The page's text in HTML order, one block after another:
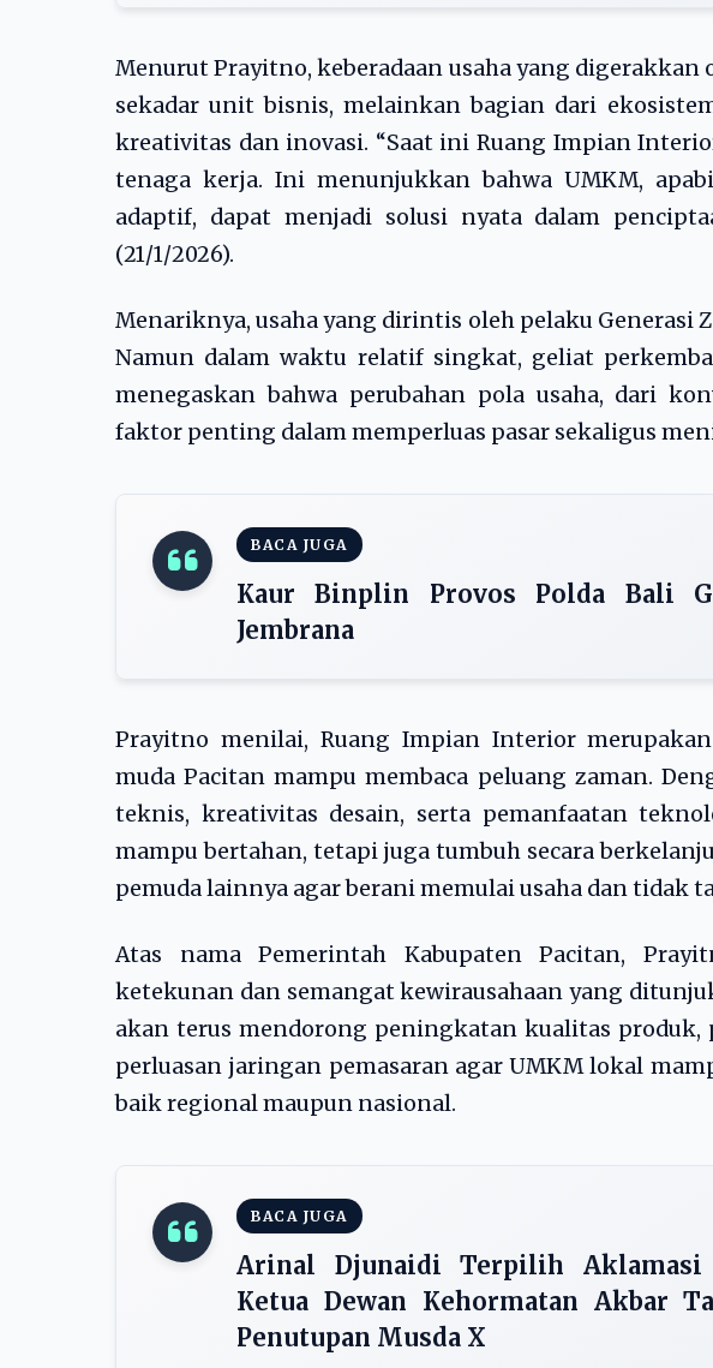
Menurut Prayitno, keberadaan usaha yang digerakkan
sekadar unit bisnis, melainkan bagian dari
kreativitas dan inovasi. “Saat ini Ruang Impian
tenaga kerja. Ini menunjukkan bahwa UMKM,
adaptif, dapat menjadi solusi nyata dalam
(21/1/2026).
Menariknya, usaha yang dirintis oleh pelaku Generasi
Namun dalam waktu relatif singkat, geliat
menegaskan bahwa perubahan pola usaha, dari
faktor penting dalam memperluas pasar sekaligus
BACA JUGA
Kaur Binplin Provos Polda Bali
Jembrana
Prayitno menilai, Ruang Impian Interior
muda Pacitan mampu membaca peluang zaman.
teknis, kreativitas desain, serta pemanfaatan
mampu bertahan, tetapi juga tumbuh secara
pemuda lainnya agar berani memulai usaha dan tidak
Atas nama Pemerintah Kabupaten Pacitan,
ketekunan dan semangat kewirausahaan yang
akan terus mendorong peningkatan kualitas produk,
perluasan jaringan pemasaran agar UMKM lokal
baik regional maupun nasional.
BACA JUGA
Arinal Djunaidi Terpilih Aklamasi
Ketua Dewan Kehormatan Akbar
Penutupan Musda X